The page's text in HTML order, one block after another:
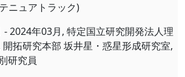
ニュアトラック)
- 2024年03月, 特定国立研究開発法人理
拓研究本部 坂井星・惑星形成研究室,
研究員